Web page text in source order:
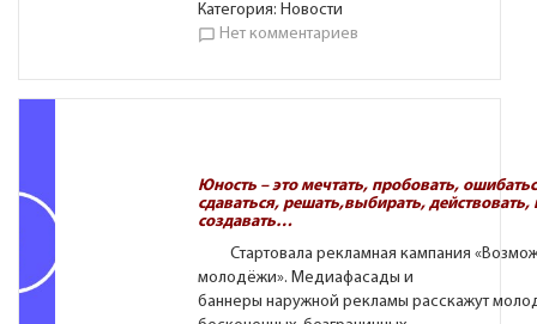
Категория: Новости
chat_bubble_outline Нет комментариев
Юность – это мечтать, пробовать,
сдаваться, решать,выбирать, действовать,
создавать…
Стартовала рекламная кампания
молодёжи». Медиафасады и
баннеры наружной рекламы расскажут